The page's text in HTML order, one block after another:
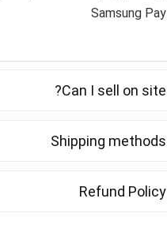
Samsung Pay
Can I sell on site?
Shipping methods
Refund Policy